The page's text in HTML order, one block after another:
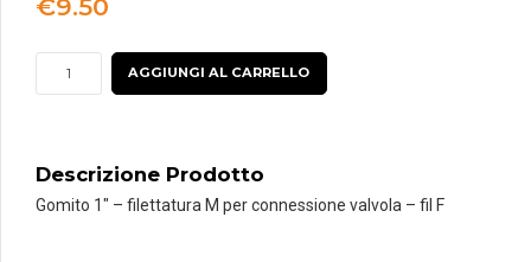
€9.50
Gomito
1"
AGGIUNGI AL CARRELLO
Descrizione Prodotto
Gomito 1″ – filettatura M per connessione valvola – fil F